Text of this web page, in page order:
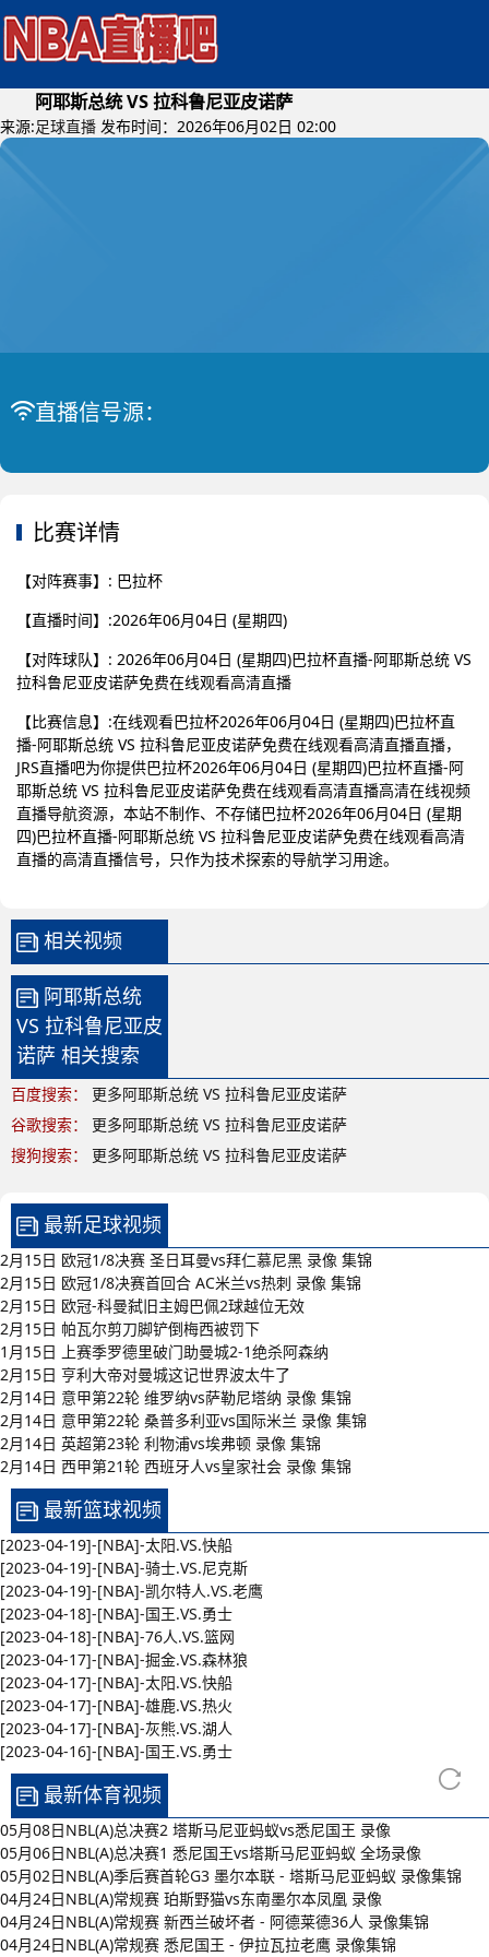
阿耶斯总统 VS 拉科鲁尼亚皮诺萨
来源:足球直播 发布时间：2026年06月02日 02:00
直播信号源：
比赛详情
【对阵赛事】: 巴拉杯
【直播时间】:2026年06月04日 (星期四)
【对阵球队】: 2026年06月04日 (星期四)巴拉杯直播-阿耶斯总统 VS
拉科鲁尼亚皮诺萨免费在线观看高清直播
【比赛信息】:在线观看巴拉杯2026年06月04日 (星期四)巴拉杯直
播-阿耶斯总统 VS 拉科鲁尼亚皮诺萨免费在线观看高清直播直播，
JRS直播吧为你提供巴拉杯2026年06月04日 (星期四)巴拉杯直播-阿
耶斯总统 VS 拉科鲁尼亚皮诺萨免费在线观看高清直播高清在线视频
直播导航资源，本站不制作、不存储巴拉杯2026年06月04日 (星期
四)巴拉杯直播-阿耶斯总统 VS 拉科鲁尼亚皮诺萨免费在线观看高清
直播的高清直播信号，只作为技术探索的导航学习用途。
相关视频
阿耶斯总统
VS 拉科鲁尼亚皮
诺萨 相关搜索
百度搜索：
更多阿耶斯总统 VS 拉科鲁尼亚皮诺萨
谷歌搜索：
更多阿耶斯总统 VS 拉科鲁尼亚皮诺萨
搜狗搜索：
更多阿耶斯总统 VS 拉科鲁尼亚皮诺萨
最新足球视频
2月15日 欧冠1/8决赛 圣日耳曼vs拜仁慕尼黑 录像 集锦
2月15日 欧冠1/8决赛首回合 AC米兰vs热刺 录像 集锦
2月15日 欧冠-科曼弑旧主姆巴佩2球越位无效
2月15日 帕瓦尔剪刀脚铲倒梅西被罚下
1月15日 上赛季罗德里破门助曼城2-1绝杀阿森纳
2月15日 亨利大帝对曼城这记世界波太牛了
2月14日 意甲第22轮 维罗纳vs萨勒尼塔纳 录像 集锦
2月14日 意甲第22轮 桑普多利亚vs国际米兰 录像 集锦
2月14日 英超第23轮 利物浦vs埃弗顿 录像 集锦
2月14日 西甲第21轮 西班牙人vs皇家社会 录像 集锦
最新篮球视频
[2023-04-19]-[NBA]-太阳.VS.快船
[2023-04-19]-[NBA]-骑士.VS.尼克斯
[2023-04-19]-[NBA]-凯尔特人.VS.老鹰
[2023-04-18]-[NBA]-国王.VS.勇士
[2023-04-18]-[NBA]-76人.VS.篮网
[2023-04-17]-[NBA]-掘金.VS.森林狼
[2023-04-17]-[NBA]-太阳.VS.快船
[2023-04-17]-[NBA]-雄鹿.VS.热火
[2023-04-17]-[NBA]-灰熊.VS.湖人
[2023-04-16]-[NBA]-国王.VS.勇士
最新体育视频
05月08日NBL(A)总决赛2 塔斯马尼亚蚂蚁vs悉尼国王 录像
05月06日NBL(A)总决赛1 悉尼国王vs塔斯马尼亚蚂蚁 全场录像
05月02日NBL(A)季后赛首轮G3 墨尔本联 - 塔斯马尼亚蚂蚁 录像集锦
04月24日NBL(A)常规赛 珀斯野猫vs东南墨尔本凤凰 录像
04月24日NBL(A)常规赛 新西兰破坏者 - 阿德莱德36人 录像集锦
04月24日NBL(A)常规赛 悉尼国王 - 伊拉瓦拉老鹰 录像集锦